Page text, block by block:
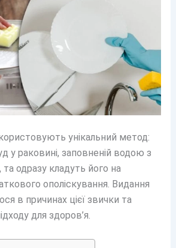
унікальний метод:
у раковині, заповненій водою з
одразу кладуть його на
ополіскування. Видання
в причинах цієї звички та
для здоров’я.